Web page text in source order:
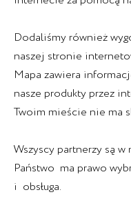
Dodaliśmy również
naszej stronie
Mapa zawiera
nasze produkty przez
Twoim mieście nie ma
Wszyscy partnerzy są
Państwo ma prawo
i obsługa.